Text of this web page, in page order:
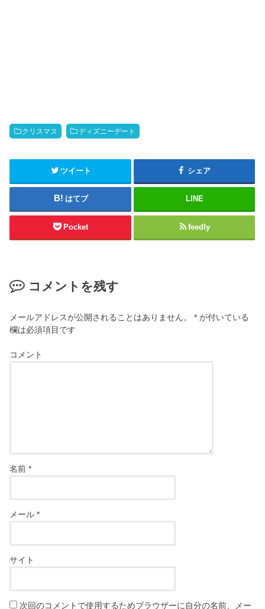
クリスマス ディズニーデート
ツイート シェア
はてブ LINE
Pocket feedly
コメントを残す
メールアドレスが公開されることはありません。 * が付いている
欄は必須項目です
コメント
名前*
メール*
サイト
次回のコメントで使用するためブラウザーに自分の名前、メー